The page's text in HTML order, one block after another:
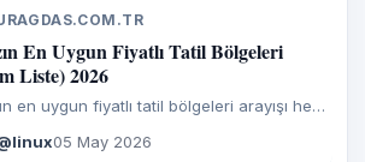
En Uygun Fiyatlı Tatil Bölgeleri
Liste) 2026
en uygun fiyatlı tatil bölgeleri arayışı her
gibi 2026’da da milyonlarca kişinin
sorduğu sorulardan biri. Enflasyon,
05 May 2026